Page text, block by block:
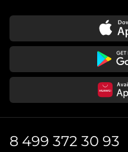
8 499 372 30 93